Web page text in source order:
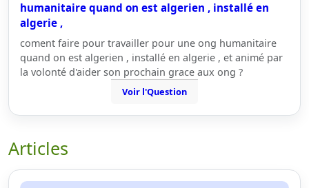
humanitaire quand on est algerien , installé en
algerie ,
coment faire pour travailler pour une ong humanitaire
quand on est algerien , installé en algerie , et animé par
la volonté d'aider son prochain grace aux ong ?
Voir l'Question
Articles